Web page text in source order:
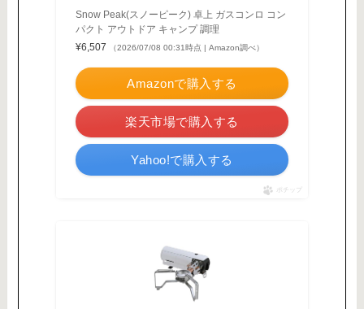
Snow Peak(スノーピーク) 卓上 ガスコンロ コン
パクト アウトドア キャンプ 調理
¥6,507
（2026/07/08 00:31時点 | Amazon調べ）
Amazonで購入する
楽天市場で購入する
Yahoo!で購入する
ポチップ